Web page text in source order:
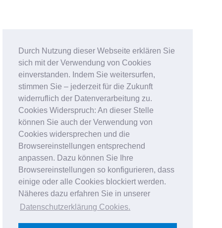
Durch Nutzung dieser Webseite erklären Sie
sich mit der Verwendung von Cookies
einverstanden. Indem Sie weitersurfen,
stimmen Sie – jederzeit für die Zukunft
widerruflich der Datenverarbeitung zu.
Cookies Widerspruch: An dieser Stelle
können Sie auch der Verwendung von
Cookies widersprechen und die
Browsereinstellungen entsprechend
anpassen. Dazu können Sie Ihre
Browsereinstellungen so konfigurieren, dass
einige oder alle Cookies blockiert werden.
Näheres dazu erfahren Sie in unserer
Datenschutzerklärung Cookies.